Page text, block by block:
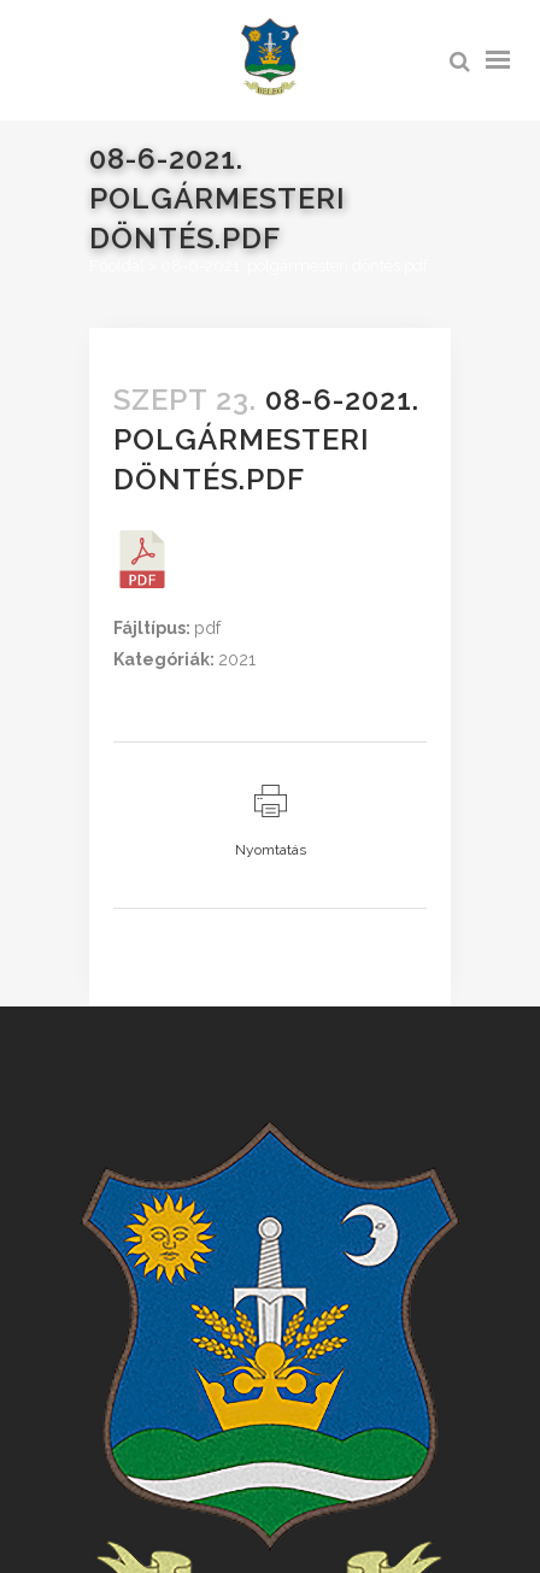
08-6-2021.
POLGÁRMESTERI
DÖNTÉS.PDF
SZEPT 23. 08-6-2021.
POLGÁRMESTERI
DÖNTÉS.PDF
Fájltípus: pdf
Kategóriák: 2021
Nyomtatás